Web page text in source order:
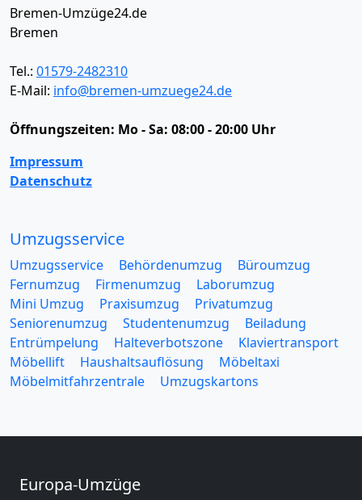
Bremen-Umzüge24.de
Bremen
Tel.: 01579-2482310
E-Mail: info@bremen-umzuege24.de
Öffnungszeiten: Mo - Sa: 08:00 - 20:00 Uhr
Impressum
Datenschutz
Umzugsservice
Umzugsservice Behördenumzug
Büroumzug
Fernumzug
Firmenumzug
Laborumzug
Mini Umzug
Praxisumzug
Privatumzug
Seniorenumzug
Studentenumzug
Beiladung
Entrümpelung
Halteverbotszone
Klaviertransport
Möbellift
Haushaltsauflösung
Möbeltaxi
Möbelmitfahrzentrale
Umzugskartons
Europa-Umzüge